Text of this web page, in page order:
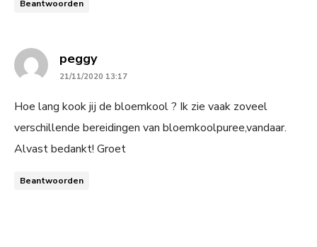
Beantwoorden
peggysays:
21/11/2020 13:17
Hoe lang kook jij de bloemkool ? Ik zie vaak zoveel
verschillende bereidingen van bloemkoolpuree,vandaar.
Alvast bedankt! Groet
Beantwoorden